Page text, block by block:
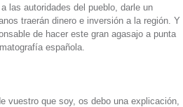
las autoridades del pueblo, darle un
traerán dinero e inversión a la región. Y
de hacer este gran agasajo a punta
española.
vuestro que soy, os debo una explicación,